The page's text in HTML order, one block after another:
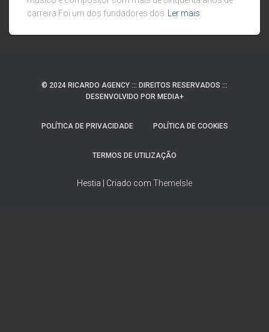
carreira.Foi um dos fundadores dos
Ler mais
© 2024 RICARDO AGENCY ::: DIREITOS RESERVADOS :::
DESENVOLVIDO POR MEDIA+
POLÍTICA DE PRIVACIDADE POLÍTICA DE COOKIES
TERMOS DE UTILIZAÇÃO
Hestia | Criado com ThemeIsle